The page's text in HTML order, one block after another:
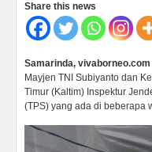
Share this news
Samarinda,
Mayjen TNI Subiyanto dan
Timur (Kaltim) Inspektur
(TPS) yang ada di beberapa